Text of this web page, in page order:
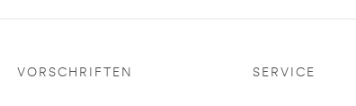
VORSCHRIFTEN SERVICE